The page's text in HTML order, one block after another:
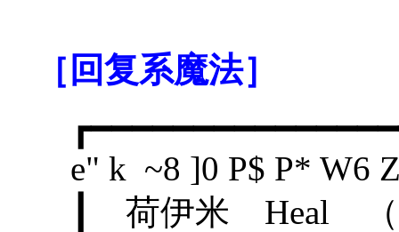
［回复系魔法］
e" k ~8 ]0 P$ P* W6
┃ 荷伊米